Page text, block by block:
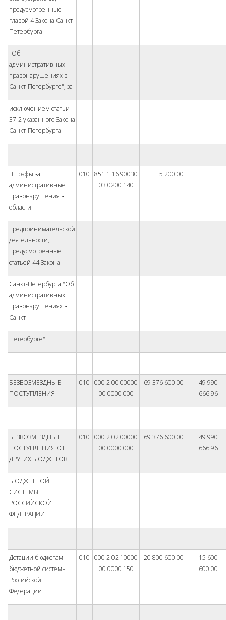
предусмотренные
главой 4 Закона Санкт-
Петербурга
"Об
административных
правонарушениях в
Санкт-Петербурге", за
исключением статьи
37-2 указанного Закона
Санкт-Петербурга
Штрафы за
административные
правонарушения в
области
010 851 1 16 90030
03 0200 140
5 200.00
предпринимательской
деятельности,
предусмотренные
статьей 44 Закона
Санкт-Петербурга "Об
административных
правонарушениях в
Санкт-
Петербурге"
БЕЗВОЗМЕЗДНЫ Е
ПОСТУПЛЕНИЯ
010 000 2 00 00000
00 0000 000
69 376 600.00
49 990
666.96
БЕЗВОЗМЕЗДНЫ Е
ПОСТУПЛЕНИЯ ОТ
ДРУГИХ БЮДЖЕТОВ
010 000 2 02 00000
00 0000 000
69 376 600.00
49 990
666.96
БЮДЖЕТНОЙ
СИСТЕМЫ
РОССИЙСКОЙ
ФЕДЕРАЦИИ
Дотации бюджетам
бюджетной системы
Российской
Федерации
010 000 2 02 10000
00 0000 150
20 800 600.00
15 600
600.00